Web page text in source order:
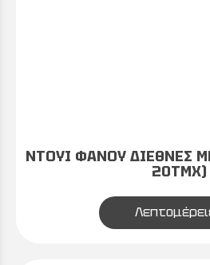
ΝΤΟΥΙ ΦΑΝΟΥ ΔΙΕΘΝΕΣ
20ΤΜΧ)